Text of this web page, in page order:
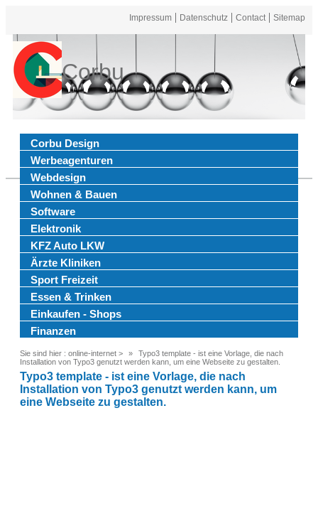
Impressum Datenschutz Contact Sitemap
Corbu
Corbu Design
Werbeagenturen
Webdesign
Wohnen & Bauen
Software
Elektronik
KFZ Auto LKW
Ärzte Kliniken
Sport Freizeit
Essen & Trinken
Einkaufen - Shops
Finanzen
Sie sind hier : online-internet >
Typo3 template - ist eine Vorlage, die nach
Installation von Typo3 genutzt werden kann, um eine Webseite zu gestalten.
Typo3 template - ist eine Vorlage, die nach
Installation von Typo3 genutzt werden kann, um
eine Webseite zu gestalten.